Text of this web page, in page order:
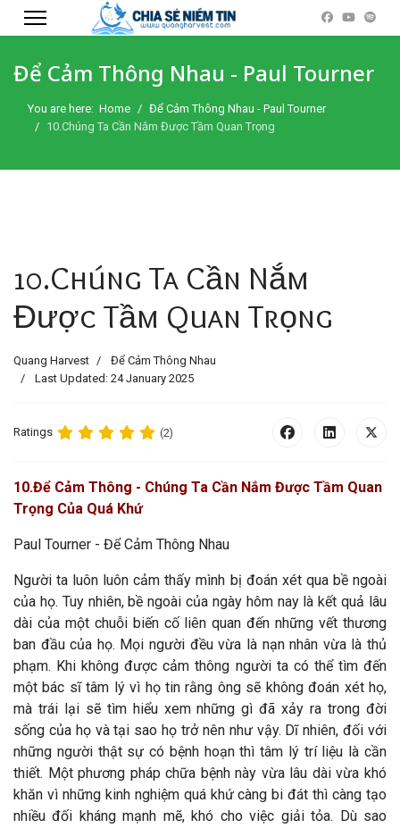
Để Cảm Thông Nhau - Paul Tourner
You are here: Home
Để Cảm Thông Nhau - Paul Tourner
10.Chúng Ta Cần Nắm Được Tầm Quan Trọng
10.Chúng Ta Cần Nắm
Được Tầm Quan Trọng
Quang Harvest
Để Cảm Thông Nhau
Last Updated: 24 January 2025
Ratings (2)
10.Để Cảm Thông - Chúng Ta Cần Nắm Được Tầm Quan
Trọng Của Quá Khứ
Paul Tourner - Để Cảm Thông Nhau
Người ta luôn luôn cảm thấy mình bị đoán xét qua bề ngoài
của họ. Tuy nhiên, bề ngoài của ngày hôm nay là kết quả lâu
dài của một chuỗi biến cố liên quan đến những vết thương
ban đầu của họ. Mọi người đều vừa là nạn nhân vừa là thủ
phạm. Khi không được cảm thông người ta có thể tìm đến
một bác sĩ tâm lý vì họ tin rằng ông sẽ không đoán xét họ,
mà trái lại sẽ tìm hiểu xem những gì đã xảy ra trong đời
sống của họ và tại sao họ trở nên như vậy. Dĩ nhiên, đối với
những người thật sự có bệnh hoạn thì tâm lý trí liệu là cần
thiết. Một phương pháp chữa bệnh này vừa lâu dài vừa khó
khăn vì những kinh nghiệm quá khứ càng bi đát thì càng tạo
nhiều đối kháng mạnh mẽ, khó cho việc giải tỏa. Dù sao